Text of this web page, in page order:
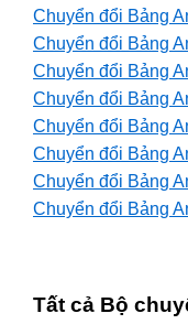
Chuyển đổi Bảng
Chuyển đổi Bảng
Chuyển đổi Bảng
Chuyển đổi Bảng
Chuyển đổi Bảng
Chuyển đổi Bảng
Chuyển đổi Bảng
Chuyển đổi Bảng
Tất cả Bộ